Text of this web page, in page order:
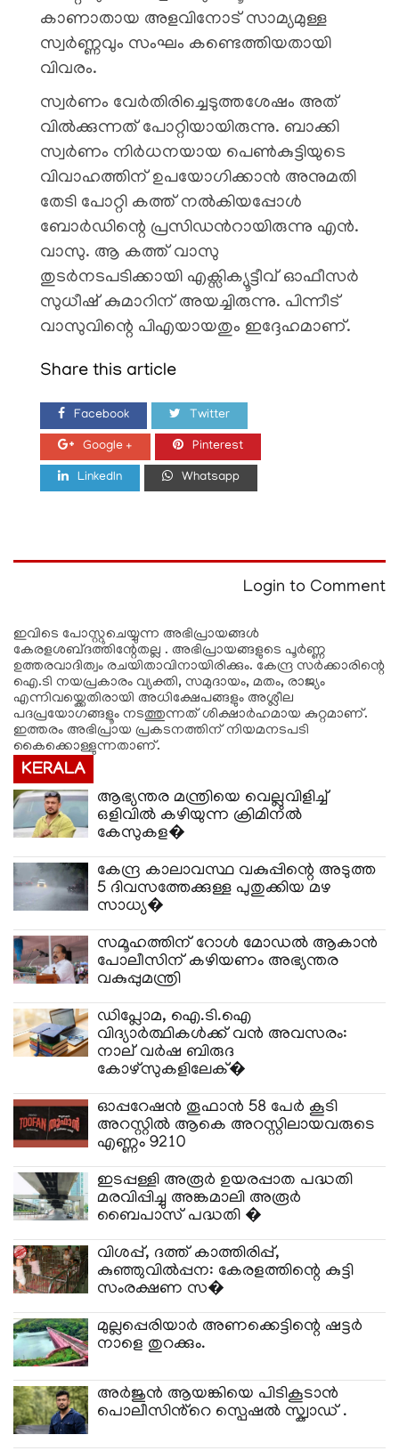
കാണാതായ അളവിനോട് സാമ്യമുള്ള
സ്വർണ്ണവും സംഘം കണ്ടെത്തിയതായി
വിവരം.
സ്വർണം വേർതിരിച്ചെടുത്തശേഷം അത്
വിൽക്കുന്നത് പോറ്റിയായിരുന്നു. ബാക്കി
സ്വർണം നിർധനയായ പെൺകുട്ടിയുടെ
വിവാഹത്തിന് ഉപയോഗിക്കാൻ അനുമതി
തേടി പോറ്റി കത്ത് നൽകിയപ്പോൾ
ബോർഡിന്റെ പ്രസിഡൻറായിരുന്നു എൻ.
വാസു. ആ കത്ത് വാസു
തുടർനടപടിക്കായി എക്സിക്യൂട്ടീവ് ഓഫീസർ
സുധീഷ് കുമാറിന് അയച്ചിരുന്നു. പിന്നീട്
വാസുവിന്റെ പിഎയായതും ഇദ്ദേഹമാണ്.
Share this article
Facebook Twitter
Google + Pinterest
LinkedIn Whatsapp
Login to Comment
ഇവിടെ പോസ്റ്റുചെയ്യുന്ന അഭിപ്രായങ്ങള്‍
കേരളശബ്‌ദത്തിന്റേതല്ല . അഭിപ്രായങ്ങളുടെ പൂര്‍ണ്ണ
ഉത്തരവാദിത്വം രചയിതാവിനായിരിക്കും. കേന്ദ്ര സർക്കാരിന്റെ
ഐ.ടി നയപ്രകാരം വ്യക്തി, സമുദായം, മതം, രാജ്യം
എന്നിവയ്ക്കെതിരായി അധിക്ഷേപങ്ങളും അശ്ലീല
പദപ്രയോഗങ്ങളൂം നടത്തുന്നത് ശിക്ഷാര്‍ഹമായ കുറ്റമാണ്.
ഇത്തരം അഭിപ്രായ പ്രകടനത്തിന് നിയമനടപടി
കൈക്കൊള്ളുന്നതാണ്.
KERALA
ആഭ്യന്തര മന്ത്രിയെ വെല്ലുവിളിച്ച്‌
ഒളിവില്‍ കഴിയുന്ന ക്രിമിനല്‍
കേസുകള�
കേന്ദ്ര കാലാവസ്ഥ വകുപ്പിന്റെ അടുത്ത
5 ദിവസത്തേക്കുള്ള പുതുക്കിയ മഴ
സാധ്യ�
സമൂഹത്തിന് റോള്‍ മോഡല്‍ ആകാന്‍
പോലീസിന് കഴിയണം അഭ്യന്തര
വകുപ്പുമന്ത്രി
​ഡിപ്ലോമ, ഐ.ടി.ഐ
വിദ്യാർത്ഥികൾക്ക് വൻ അവസരം:
നാല് വർഷ ബിരുദ
കോഴ്‌സുകളിലേക്�
ഓപ്പറേഷന്‍ തൂഫാന്‍ 58 പേര്‍ കൂടി
അറസ്റ്റില്‍ ആകെ അറസ്റ്റിലായവരുടെ
എണ്ണം 9210
ഇടപ്പള്ളി അരൂർ ഉയരപ്പാത പദ്ധതി
മരവിപ്പിച്ചു അങ്കമാലി അരൂർ
ബൈപാസ് പദ്ധതി �
വിശപ്പ്, ദത്ത് കാത്തിരിപ്പ്,
കുഞ്ഞുവിൽപ്പന: കേരളത്തിന്റെ കുട്ടി
സംരക്ഷണ സ�
മുല്ലപ്പെരിയാർ അണക്കെട്ടിന്റെ ഷട്ടർ
നാളെ തുറക്കും.
അർജുൻ ആയങ്കിയെ പിടികൂടാൻ
പൊലീസിൻ്റെ സ്പെഷൽ സ്ക്വാഡ് .